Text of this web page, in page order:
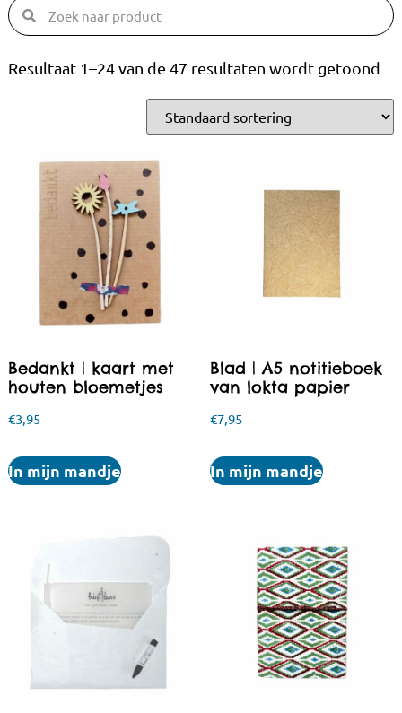
Resultaat 1–24 van de 47 resultaten wordt getoond
Bedankt | kaart met
houten bloemetjes
€3,95
In mijn mandje
Blad | A5 notitieboek
van lokta papier
€7,95
In mijn mandje